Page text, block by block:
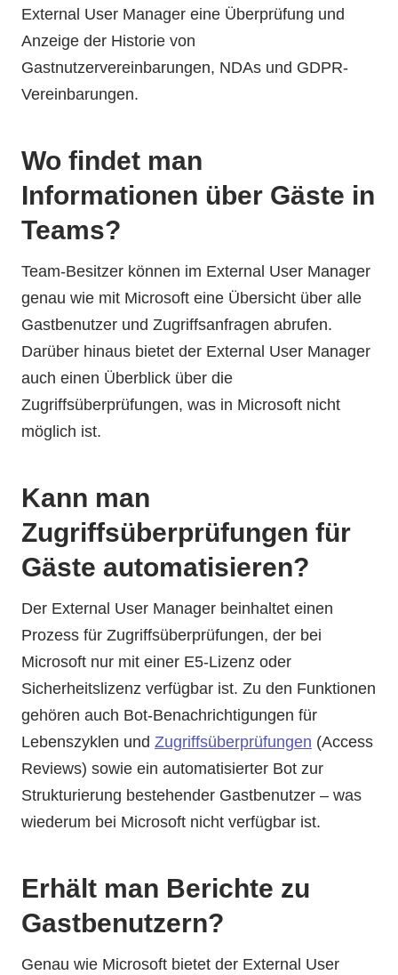
External User Manager eine Überprüfung und
Anzeige der Historie von
Gastnutzervereinbarungen, NDAs und GDPR-
Vereinbarungen.
Wo findet man
Informationen über Gäste in
Teams?
Team-Besitzer können im External User Manager
genau wie mit Microsoft eine Übersicht über alle
Gastbenutzer und Zugriffsanfragen abrufen.
Darüber hinaus bietet der External User Manager
auch einen Überblick über die
Zugriffsüberprüfungen, was in Microsoft nicht
möglich ist.
Kann man
Zugriffsüberprüfungen für
Gäste automatisieren?
Der External User Manager beinhaltet einen
Prozess für Zugriffsüberprüfungen, der bei
Microsoft nur mit einer E5-Lizenz oder
Sicherheitslizenz verfügbar ist. Zu den Funktionen
gehören auch Bot-Benachrichtigungen für
Lebenszyklen und Zugriffsüberprüfungen (Access
Reviews) sowie ein automatisierter Bot zur
Strukturierung bestehender Gastbenutzer – was
wiederum bei Microsoft nicht verfügbar ist.
Erhält man Berichte zu
Gastbenutzern?
Genau wie Microsoft bietet der External User